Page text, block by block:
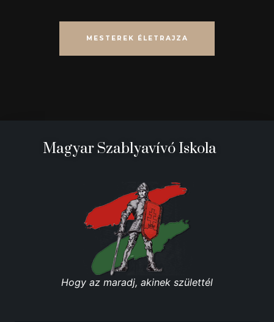
MESTEREK ÉLETRAJZA
Magyar Szablyavívó Iskola
Hogy az maradj, akinek születtél